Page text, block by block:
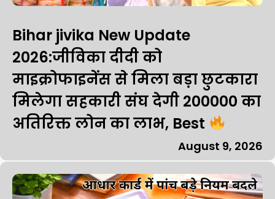
Bihar jivika New Update
2026:जीविका दीदी को
माइक्रोफाइनेंस से मिला बड़ा छुटकारा
मिलेगा सहकारी संघ देगी ₹200000 का
अतिरिक्त लोन का लाभ, Best
August 9, 2026